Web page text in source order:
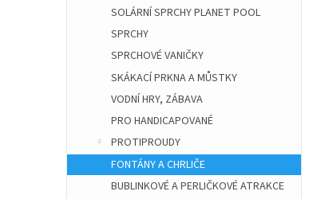
SOLÁRNÍ SPRCHY PLANET POOL
SPRCHY
SPRCHOVÉ VANIČKY
SKÁKACÍ PRKNA A MŮSTKY
VODNÍ HRY, ZÁBAVA
PRO HANDICAPOVANÉ
PROTIPROUDY
FONTÁNY A CHRLIČE
BUBLINKOVÉ A PERLIČKOVÉ ATRAKCE